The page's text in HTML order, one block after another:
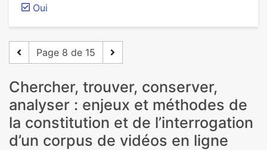
Oui
Page 8 de 15
Chercher, trouver, conserver,
analyser : enjeux et méthodes de
la constitution et de l’interrogation
d’un corpus de vidéos en ligne